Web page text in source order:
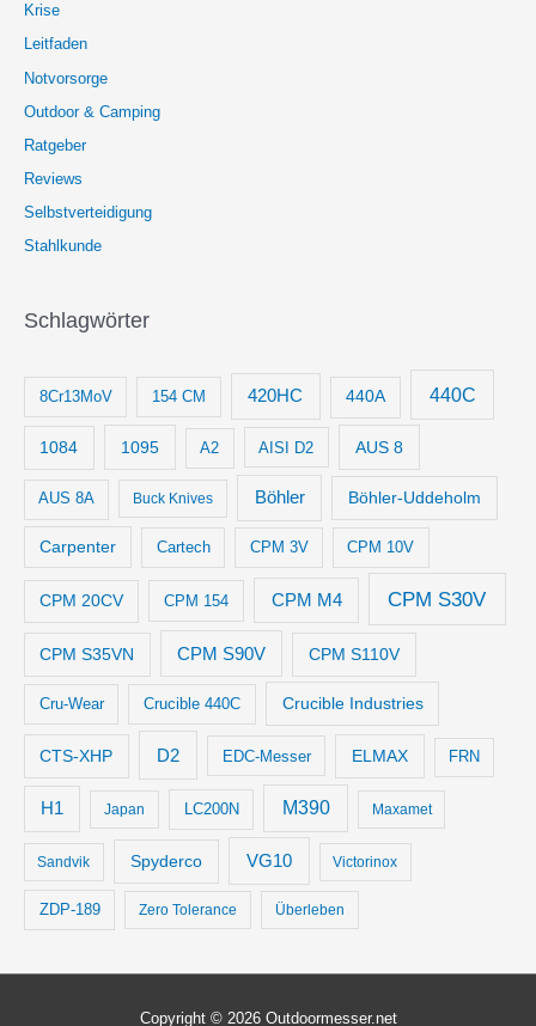
Krise
Leitfaden
Notvorsorge
Outdoor & Camping
Ratgeber
Reviews
Selbstverteidigung
Stahlkunde
Schlagwörter
8Cr13MoV 154 CM 420HC 440A 440C
1084 1095 A2 AISI D2 AUS 8
AUS 8A Buck Knives Böhler Böhler-Uddeholm
Carpenter Cartech CPM 3V CPM 10V
CPM 20CV CPM 154 CPM M4 CPM S30V
CPM S35VN CPM S90V CPM S110V
Cru-Wear Crucible 440C Crucible Industries
CTS-XHP D2 EDC-Messer ELMAX FRN
H1 Japan LC200N M390 Maxamet
Sandvik Spyderco VG10 Victorinox
ZDP-189 Zero Tolerance Überleben
Copyright © 2026 Outdoormesser.net